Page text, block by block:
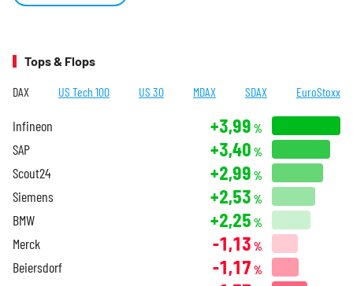
Tops & Flops
DAX US Tech 100 US 30 MDAX SDAX EuroStoxx
Infineon +3,99 %
SAP +3,40 %
Scout24 +2,99 %
Siemens +2,53 %
BMW +2,25 %
Merck -1,13 %
Beiersdorf -1,17 %